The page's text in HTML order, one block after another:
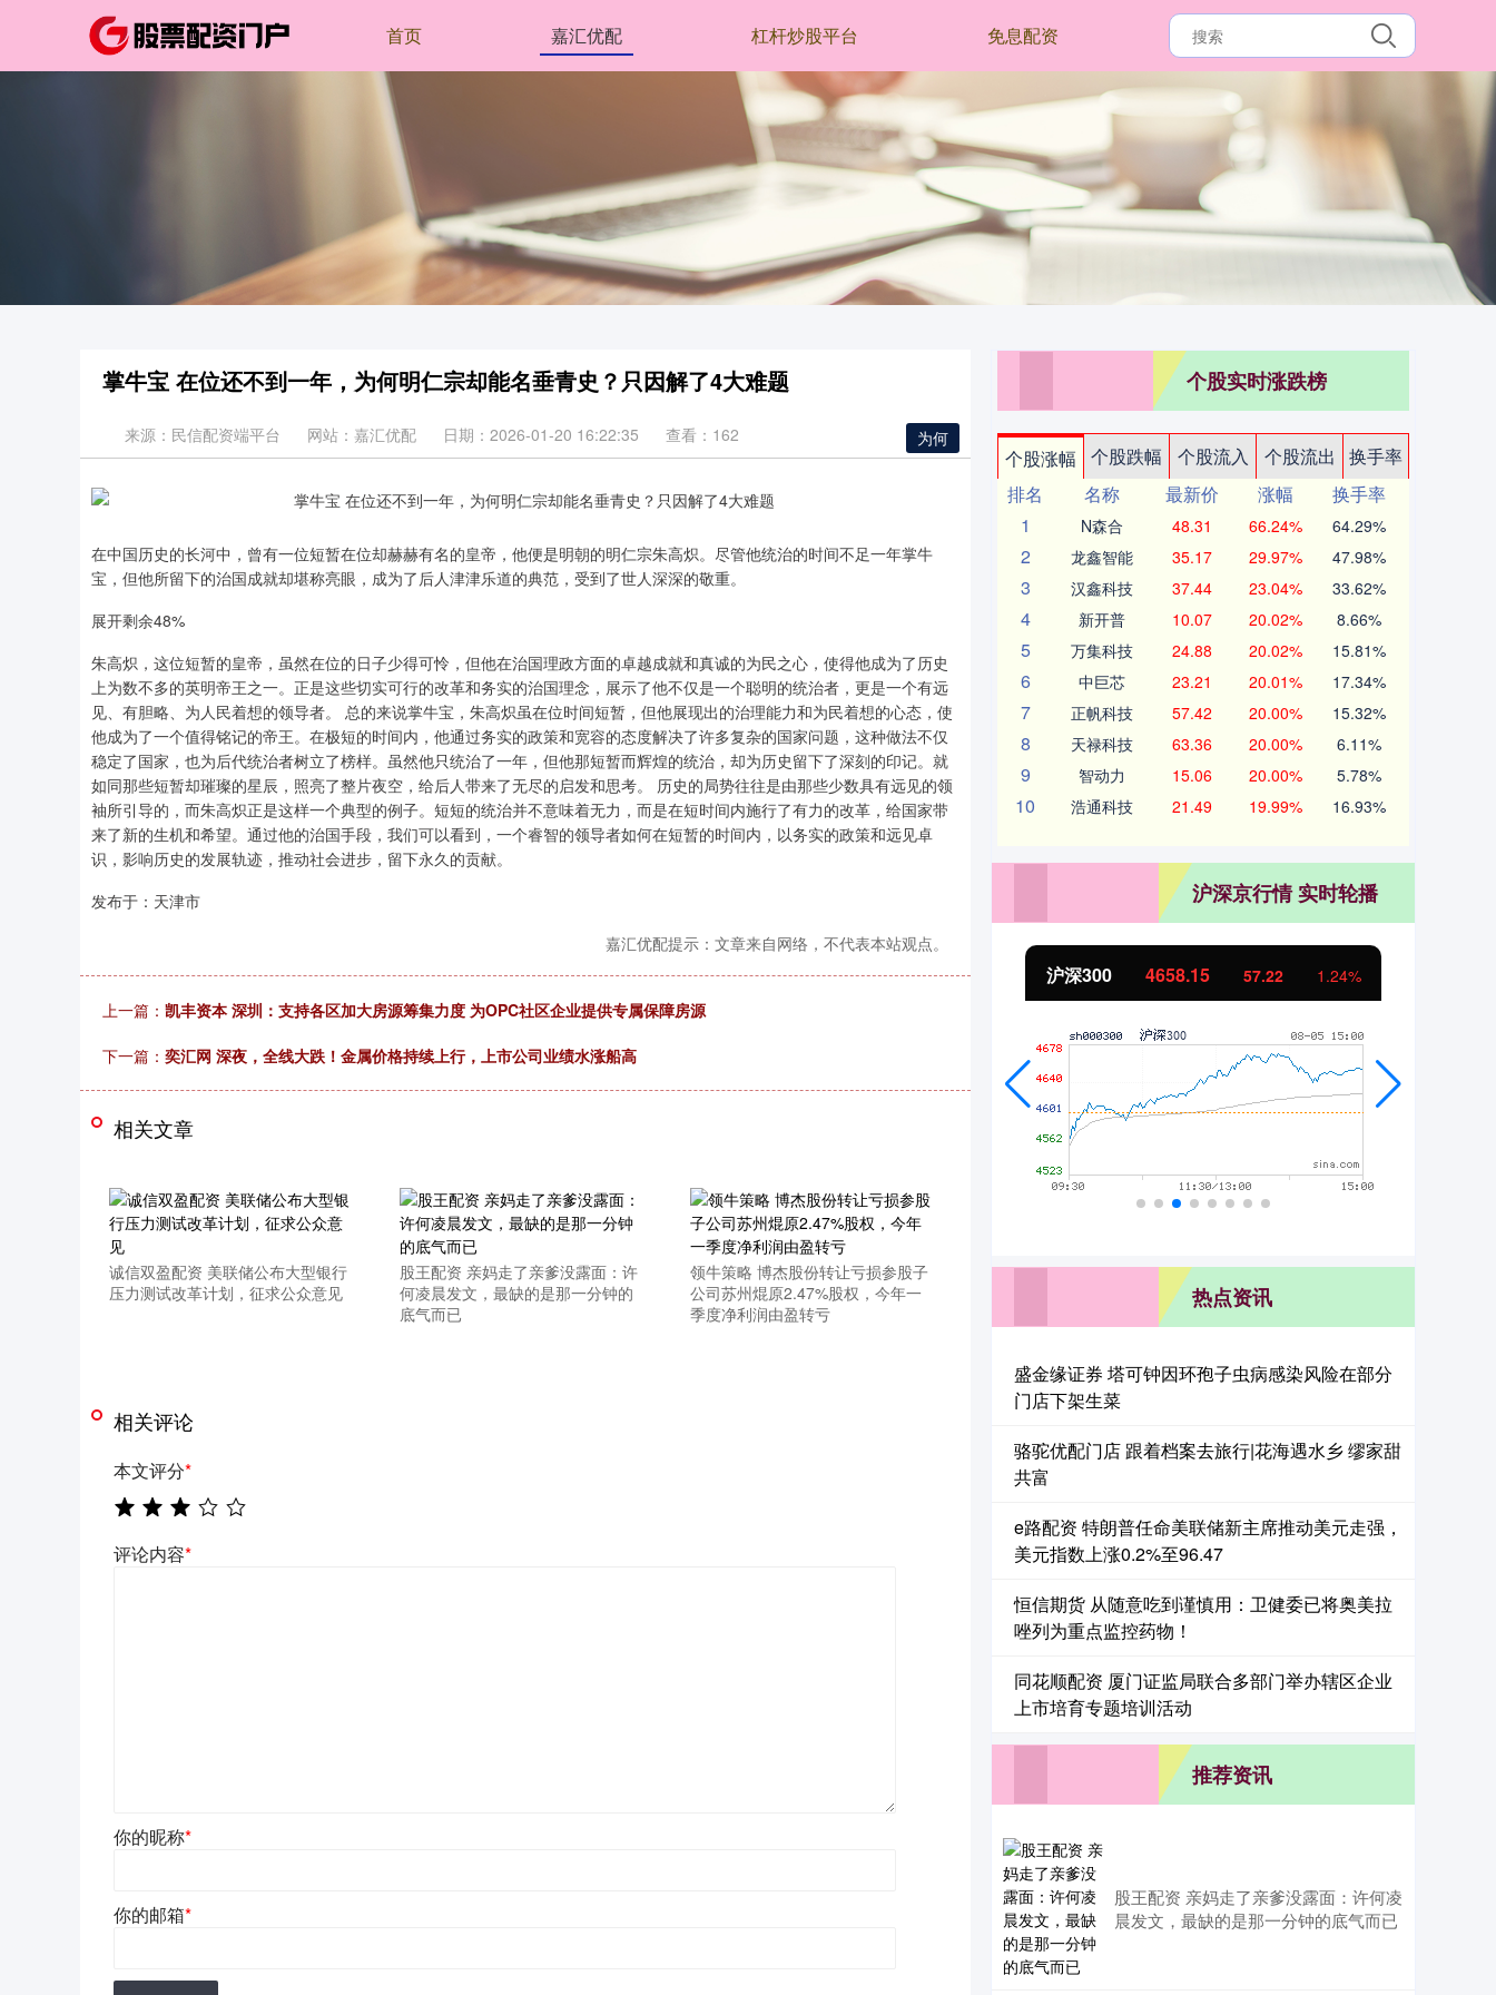
首页 嘉汇优配 杠杆炒股平台 免息配资
掌牛宝 在位还不到一年，为何明仁宗却能名垂青史？只因解了4大难题
为何
来源：民信配资端平台 网站：嘉汇优配 日期：2026-01-20 16:22:35 查看：162
在中国历史的长河中，曾有一位短暂在位却赫赫有名的皇帝，他便是明朝的明仁宗朱高炽。尽管他统治的时间不足一年掌牛
宝，但他所留下的治国成就却堪称亮眼，成为了后人津津乐道的典范，受到了世人深深的敬重。
展开剩余48%
朱高炽，这位短暂的皇帝，虽然在位的日子少得可怜，但他在治国理政方面的卓越成就和真诚的为民之心，使得他成为了历史
上为数不多的英明帝王之一。正是这些切实可行的改革和务实的治国理念，展示了他不仅是一个聪明的统治者，更是一个有远
见、有胆略、为人民着想的领导者。 总的来说掌牛宝，朱高炽虽在位时间短暂，但他展现出的治理能力和为民着想的心态，使
他成为了一个值得铭记的帝王。在极短的时间内，他通过务实的政策和宽容的态度解决了许多复杂的国家问题，这种做法不仅
稳定了国家，也为后代统治者树立了榜样。虽然他只统治了一年，但他那短暂而辉煌的统治，却为历史留下了深刻的印记。就
如同那些短暂却璀璨的星辰，照亮了整片夜空，给后人带来了无尽的启发和思考。 历史的局势往往是由那些少数具有远见的领
袖所引导的，而朱高炽正是这样一个典型的例子。短短的统治并不意味着无力，而是在短时间内施行了有力的改革，给国家带
来了新的生机和希望。通过他的治国手段，我们可以看到，一个睿智的领导者如何在短暂的时间内，以务实的政策和远见卓
识，影响历史的发展轨迹，推动社会进步，留下永久的贡献。
发布于：天津市
嘉汇优配提示：文章来自网络，不代表本站观点。
上一篇： 凯丰资本 深圳：支持各区加大房源筹集力度 为OPC社区企业提供专属保障房源
下一篇： 奕汇网 深夜，全线大跌！金属价格持续上行，上市公司业绩水涨船高
相关文章
诚信双盈配资 美联储公布大型银行
压力测试改革计划，征求公众意见
股王配资 亲妈走了亲爹没露面：许
何凌晨发文，最缺的是那一分钟的
底气而已
领牛策略 博杰股份转让亏损参股子
公司苏州焜原2.47%股权，今年一
季度净利润由盈转亏
相关评论
本文评分*
评论内容*
你的昵称*
你的邮箱*
个股实时涨跌榜
个股涨幅 个股跌幅 个股流入 个股流出
换手率
排名
名称 最新价 涨幅
换手率
1
N森合 48.31 66.24% 64.29%
2 龙鑫智能 35.17 29.97% 47.98%
3 汉鑫科技 37.44 23.04% 33.62%
4 新开普 10.07 20.02% 8.66%
5 万集科技 24.88 20.02% 15.81%
6 中巨芯 23.21 20.01% 17.34%
7 正帆科技 57.42 20.00% 15.32%
8 天禄科技 63.36 20.00% 6.11%
9 智动力 15.06 20.00% 5.78%
10 浩通科技 21.49 19.99% 16.93%
沪深京行情 实时轮播
1.47% 深证成指 14144.20 258.49 1.86% 沪深300 4658.15 57.22 1.24% 北证50 1119.46 25.97 2.38%
热点资讯
盛金缘证券 塔可钟因环孢子虫病感染风险在部分
门店下架生菜
骆驼优配门店 跟着档案去旅行|花海遇水乡 缪家甜
共富
e路配资 特朗普任命美联储新主席推动美元走强，
美元指数上涨0.2%至96.47
恒信期货 从随意吃到谨慎用：卫健委已将奥美拉
唑列为重点监控药物！
同花顺配资 厦门证监局联合多部门举办辖区企业
上市培育专题培训活动
推荐资讯
股王配资 亲妈走了亲爹没露面：许何凌
晨发文，最缺的是那一分钟的底气而已